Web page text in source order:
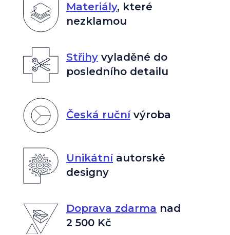
Materiály, které
nezklamou
Střihyvyladěné do
posledního detailu
Česká ručnívýroba
Unikátníautorské
designy
Doprava zdarma nad
2 500 Kč